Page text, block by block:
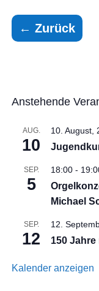
←Zurück
Anstehende
AUG.
10
10. August,
SEP.
5
18:00 -
Michael
SEP.
12
12.
150
Kalender anzeigen